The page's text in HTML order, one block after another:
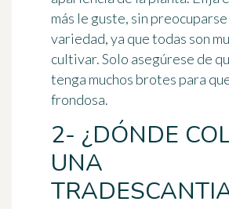
más le guste, sin
variedad, ya que todas son
cultivar. Solo asegúrese de
tenga muchos brotes para
frondosa.
2- ¿DÓNDE
UNA